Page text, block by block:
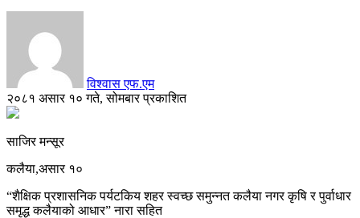
विश्वास एफ.एम
२०८१ असार १० गते, सोमबार प्रकाशित
साजिर मन्सूर
कलैया,असार १०
“शैक्षिक प्रशासनिक पर्यटकिय शहर स्वच्छ समुन्नत कलैया नगर कृषि र पुर्वाधार
समृद्ध कलैयाको आधार” नारा सहित